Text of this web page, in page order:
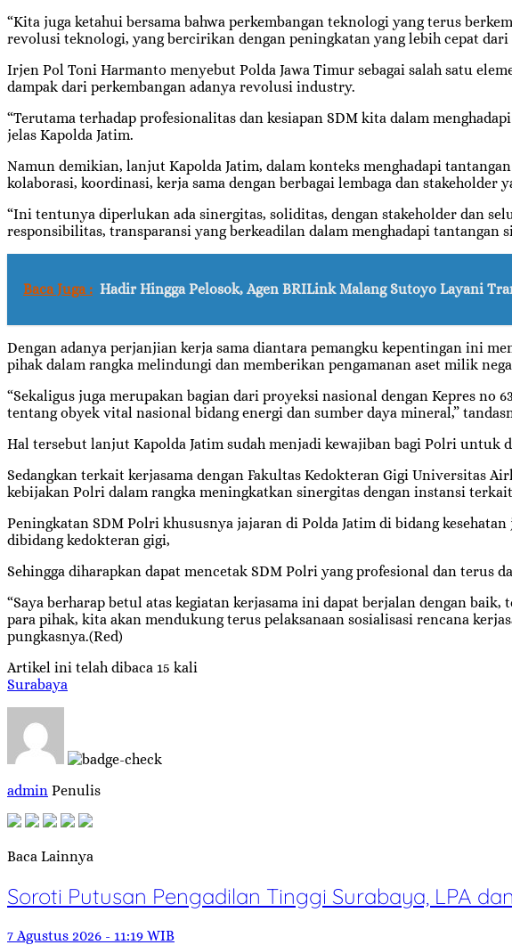
“Kita juga ketahui bersama bahwa perkembangan teknologi yang terus
revolusi teknologi, yang bercirikan dengan peningkatan yang lebih cepat
Irjen Pol Toni Harmanto menyebut Polda Jawa Timur sebagai salah satu
dampak dari perkembangan adanya revolusi industry.
“Terutama terhadap profesionalitas dan kesiapan SDM kita dalam
jelas Kapolda Jatim.
Namun demikian, lanjut Kapolda Jatim, dalam konteks menghadapi
kolaborasi, koordinasi, kerja sama dengan berbagai lembaga dan stakeholder
“Ini tentunya diperlukan ada sinergitas, soliditas, dengan stakeholder dan
responsibilitas, transparansi yang berkeadilan dalam menghadapi tantangan
Baca Juga : Hadir Hingga Pelosok, Agen BRILink Malang Sutoyo Layani
Dengan adanya perjanjian kerja sama diantara pemangku kepentingan ini
pihak dalam rangka melindungi dan memberikan pengamanan aset milik
“Sekaligus juga merupakan bagian dari proyeksi nasional dengan Kepres no
tentang obyek vital nasional bidang energi dan sumber daya mineral,”
Hal tersebut lanjut Kapolda Jatim sudah menjadi kewajiban bagi Polri untuk
Sedangkan terkait kerjasama dengan Fakultas Kedokteran Gigi Universitas
kebijakan Polri dalam rangka meningkatkan sinergitas dengan instansi
Peningkatan SDM Polri khususnya jajaran di Polda Jatim di bidang
dibidang kedokteran gigi,
Sehingga diharapkan dapat mencetak SDM Polri yang profesional dan terus
“Saya berharap betul atas kegiatan kerjasama ini dapat berjalan dengan
para pihak, kita akan mendukung terus pelaksanaan sosialisasi rencana
pungkasnya.(Red)
Artikel ini telah dibaca 15 kali
Surabaya
admin Penulis
Baca Lainnya
Soroti Putusan Pengadilan Tinggi Surabaya, LPA
7 Agustus 2026 - 11:19 WIB